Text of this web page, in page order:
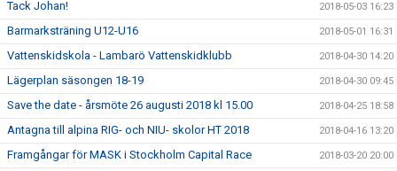
Tack Johan! 2018-05-03 16:23
Barmarksträning U12-U16 2018-05-01 16:31
Vattenskidskola - Lambarö Vattenskidklubb 2018-04-30 14:20
Lägerplan säsongen 18-19 2018-04-30 09:45
Save the date - årsmöte 26 augusti 2018 kl 15.00 2018-04-25 18:58
Antagna till alpina RIG- och NIU- skolor HT 2018 2018-04-16 13:20
Framgångar för MASK i Stockholm Capital Race 2018-03-20 20:00